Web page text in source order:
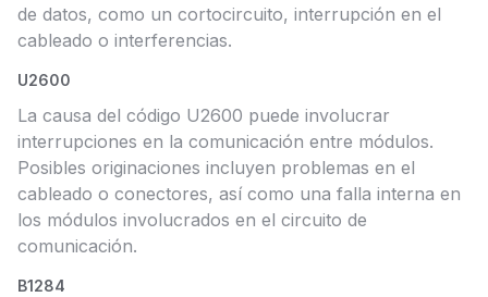
de datos, como un cortocircuito, interrupción en el
cableado o interferencias.
U2600
La causa del código U2600 puede involucrar
interrupciones en la comunicación entre módulos.
Posibles originaciones incluyen problemas en el
cableado o conectores, así como una falla interna en
los módulos involucrados en el circuito de
comunicación.
B1284